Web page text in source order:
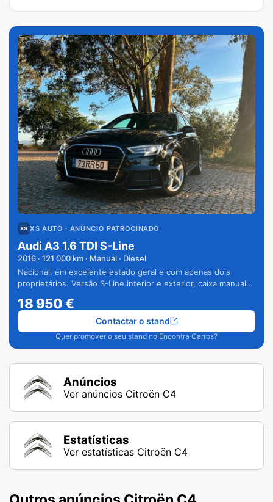
XS AUTO · ANÚNCIO PATROCINADO
Audi A3 1.6 TDI S-Line
2016 · 121 000 km · Manual · Diesel
Nacional, em excelente estado geral e com apenas dois
proprietários. Versão S-Line interior e exterior, caixa manual
18 950€
Quer promover o seu stand no Encontra Carros?
Contactar o stand
Anúncios
Ver anúncios Citroën C4
Estatísticas
Ver estatísticas Citroën C4